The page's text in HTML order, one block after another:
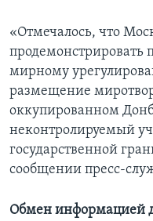
«Отмечалось, что
продемонстрировать
мирному
размещение
оккупированном
неконтролируемый
государственной
сообщении пресс-
Обмен информацией